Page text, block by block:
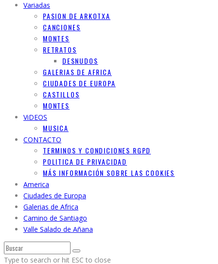
Variadas
PASION DE ARKOTXA
CANCIONES
MONTES
RETRATOS
DESNUDOS
GALERIAS DE AFRICA
CIUDADES DE EUROPA
CASTILLOS
MONTES
ViDEOS
MUSICA
CONTACTO
TERMINOS Y CONDICIONES RGPD
POLITICA DE PRIVACIDAD
MÁS INFORMACIÓN SOBRE LAS COOKIES
America
Ciudades de Europa
Galerias de Africa
Camino de Santiago
Valle Salado de Añana
Type to search or hit ESC to close